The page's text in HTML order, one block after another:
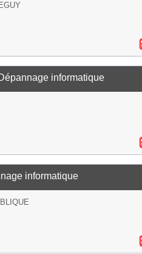
informatique
informatique